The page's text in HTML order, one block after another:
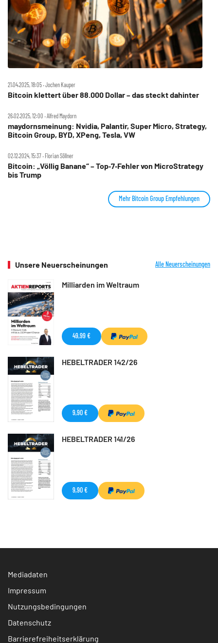
21.04.2025, 18:05 ‧ Jochen Kauper
Bitcoin klettert über 88.000 Dollar – das steckt dahinter
26.02.2025, 12:00 ‧ Alfred Maydorn
maydornsmeinung: Nvidia, Palantir, Super Micro, Strategy,
Bitcoin Group, BYD, XPeng, Tesla, VW
02.12.2024, 15:37 ‧ Florian Söllner
Bitcoin: „Völlig Banane“ – Top‑7‑Fehler von MicroStrategy
bis Trump
Mehr Bitcoin Group Empfehlungen
Unsere Neuerscheinungen Alle Neuerscheinungen
Milliarden im Weltraum
49,99 €
HEBELTRADER 142/26
9,90 €
HEBELTRADER 141/26
9,90 €
Mediadaten
Impressum
Nutzungsbedingungen
Datenschutz
Barrierefreiheitserklärung